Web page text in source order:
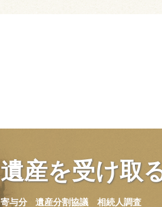
遺産を受け取
寄与分 遺産分割協議
相続人調査